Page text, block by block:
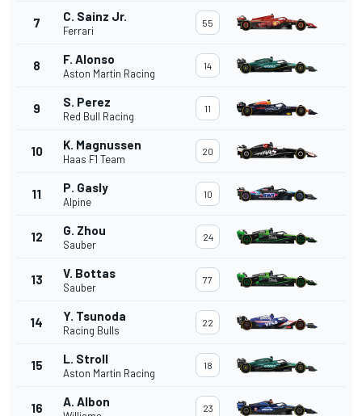
7 C. Sainz Jr.
Ferrari
55
8 F. Alonso
Aston Martin Racing
14
9 S. Perez
Red Bull Racing
11
10 K. Magnussen
Haas F1 Team
20
11 P. Gasly
Alpine
10
12 G. Zhou
Sauber
24
13 V. Bottas
Sauber
77
14 Y. Tsunoda
Racing Bulls
22
15 L. Stroll
Aston Martin Racing
18
16 A. Albon 23